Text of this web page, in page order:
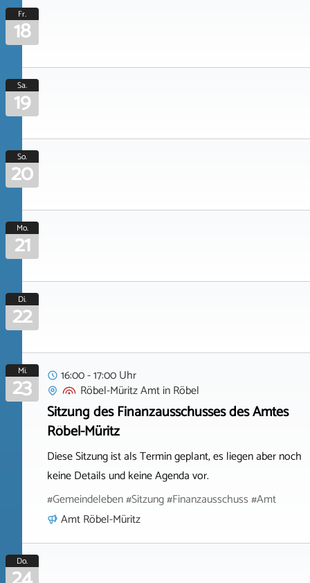
Fr.
18
Sa.
19
So.
20
Mo.
21
Di.
22
Mi.
23
16:00 - 17:00 Uhr
Röbel-Müritz AmtinRöbel
Sitzung des Finanzausschusses des Amtes
Röbel-Müritz
Diese Sitzung ist als Termin geplant, es liegen aber noch
keine Details und keine Agenda vor.
#Gemeindeleben #Sitzung #Finanzausschuss #Amt
Amt Röbel-Müritz
Do.